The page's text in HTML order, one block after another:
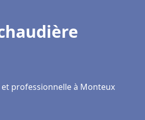
professionnelle à Monteux